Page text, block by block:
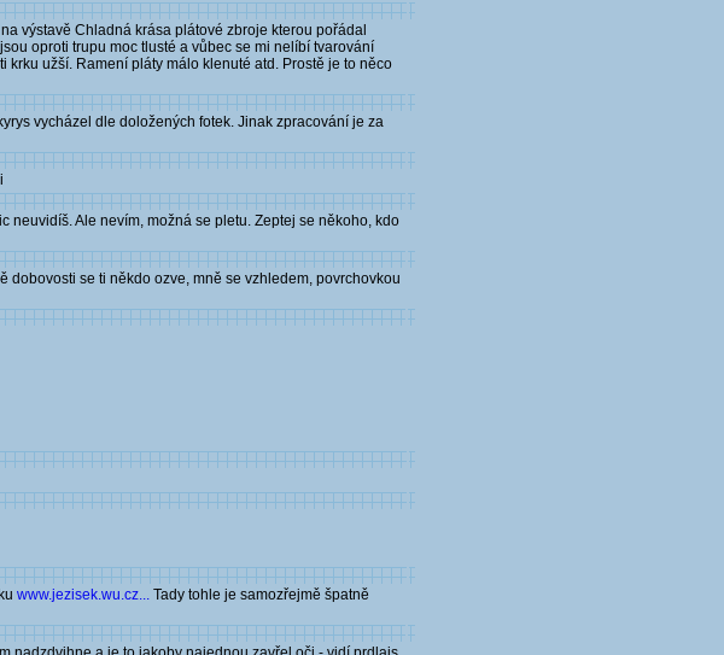
výstavě Chladná krása plátové zbroje kterou pořádal
oproti trupu moc tlusté a vůbec se mi nelíbí tvarování
užší. Ramení pláty málo klenuté atd. Prostě je to něco
vycházel dle doložených fotek. Jinak zpracování je za
neuvidíš. Ale nevím, možná se pletu. Zeptej se někoho, kdo
se ti někdo ozve, mně se vzhledem, povrchovkou
www.jezisek.wu.cz... Tady tohle je samozřejmě špatně